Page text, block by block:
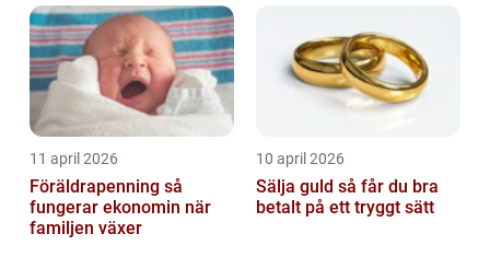
11 april 2026
Föräldrapenning så
fungerar ekonomin när
familjen växer
10 april 2026
Sälja guld så får du bra
betalt på ett tryggt sätt